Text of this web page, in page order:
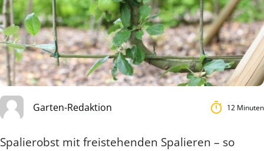
Garten-Redaktion 12 Minuten
Spalierobst mit freistehenden Spalieren – so